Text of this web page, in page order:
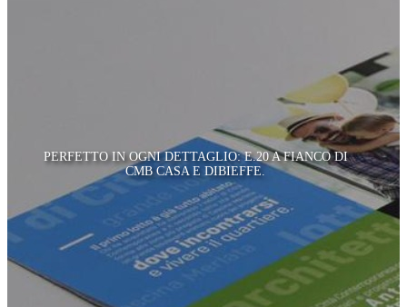
PERFETTO IN OGNI DETTAGLIO: E.20 A FIANCO DI
CMB CASA E DIBIEFFE.